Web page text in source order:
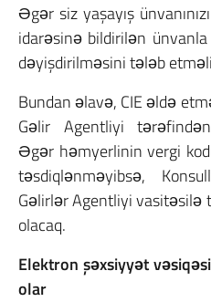
Əgər siz yaşayış
idarəsinə bildirilən
dəyişdirilməsini tələb
Bundan əlavə, CIE əldə
Gəlir Agentliyi
Əgər həmyerlinin vergi
təsdiqlənməyibsə,
Gəlirlər Agentliyi vasitəsilə
olacaq.
Elektron şəxsiyyət
olar